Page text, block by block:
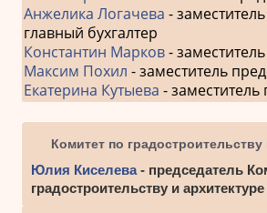
Анжелика Логачева -
главный бухгалтер
Константин Марков-
Максим Похил - заместитель
Екатерина Кутыева - заместитель
Комитет по градостроительству
Юлия Киселева- председатель
градостроительству и архитектуре